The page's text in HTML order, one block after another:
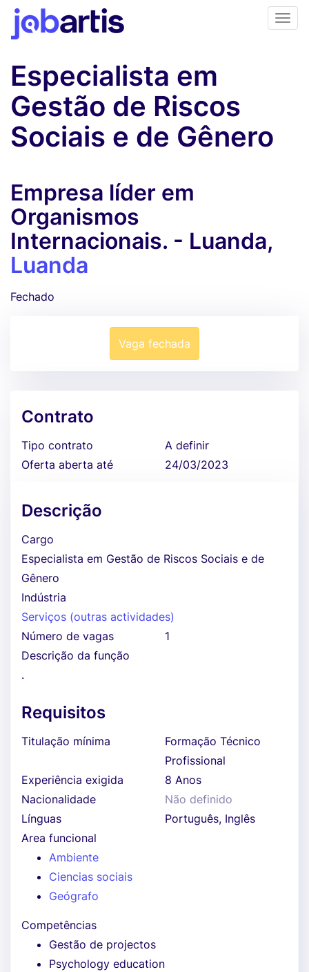
Especialista em
Gestão de Riscos
Sociais e de Gênero
Empresa líder em
Organismos
Internacionais. - Luanda,
Luanda
Fechado
Vaga fechada
Contrato
Tipo contrato
A definir
Oferta aberta até
24/03/2023
Descrição
Cargo
Especialista em Gestão de Riscos Sociais e de
Gênero
Indústria
Serviços (outras actividades)
Número de vagas
1
Descrição da função
.
Requisitos
Titulação mínima
Formação Técnico
Profissional
Experiência exigida
8 Anos
Nacionalidade
Não definido
Línguas
Português, Inglês
Area funcional
Ambiente
Ciencias sociais
Geógrafo
Competências
Gestão de projectos
Psychology education